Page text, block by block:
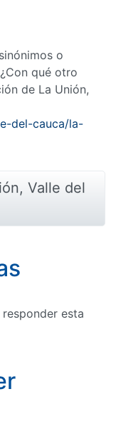
o
qué otro
de La Unión,
del-cauca/la-
Valle del
esta